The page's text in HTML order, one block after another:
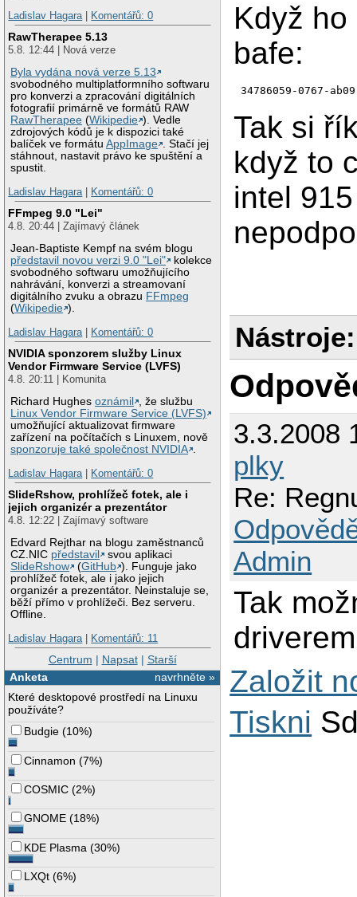
Ladislav Hagara| Komentářů: 0
RawTherapee 5.13
5.8. 12:44 | Nová verze
Byla vydána nová verze 5.13
svobodného multiplatformního softwaru
pro konverzi a zpracování digitálních
fotografií primárně ve formátů RAW
RawTherapee (Wikipedie ). Vedle
zdrojových kódů je k dispozici také
balíček ve formátuAppImage . Stačí jej
stáhnout, nastavit právo ke spuštění a
spustit.
Ladislav Hagara| Komentářů: 0
FFmpeg 9.0 "Lei"
4.8. 20:44 | Zajímavý článek
Jean-Baptiste Kempf na svém blogu
představil novou verzi 9.0 "Lei"
kolekce
svobodného softwaru umožňujícího
nahrávání, konverzi a streamovaní
digitálního zvuku a obrazu FFmpeg
(Wikipedie ).
Ladislav Hagara| Komentářů: 0
NVIDIA sponzorem služby Linux
Vendor Firmware Service (LVFS)
4.8. 20:11 | Komunita
Richard Hughesoznámil
, že službu
Linux Vendor Firmware Service (LVFS)
umožňující aktualizovat firmware
zařízení na počítačích s Linuxem, nově
sponzoruje také společnost NVIDIA .
Ladislav Hagara| Komentářů: 0
SlideRshow, prohlížeč fotek, ale i
jejich organizér a prezentátor
4.8. 12:22 | Zajímavý software
Edvard Rejthar na blogu zaměstnanců
CZ.NIC představil
svou aplikaci
SlideRshow
(GitHub ). Funguje jako
prohlížeč fotek, ale i jako jejich
organizér a prezentátor. Neinstaluje se,
běží přímo v prohlížeči. Bez serveru.
Offline.
Ladislav Hagara| Komentářů: 11
Centrum | Napsat| Starší
navrhněte »
Anketa
Které desktopové prostředí na Linuxu
používáte?
Budgie (10%)
Cinnamon (7%)
COSMIC (2%)
GNOME (18%)
KDE Plasma (30%)
LXQt (6%)
Když
bafe:
34786059-0767-
Tak si
když to
intel
Nástroje:
3.3.2008
plky
Re:
Admin
Tak
Založit
Tiskni